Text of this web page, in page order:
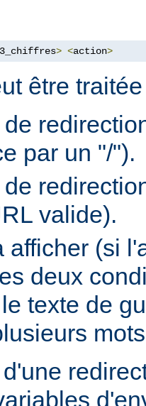
> <action>
être
par un "/").
valide).
afficher (si
deux
texte de